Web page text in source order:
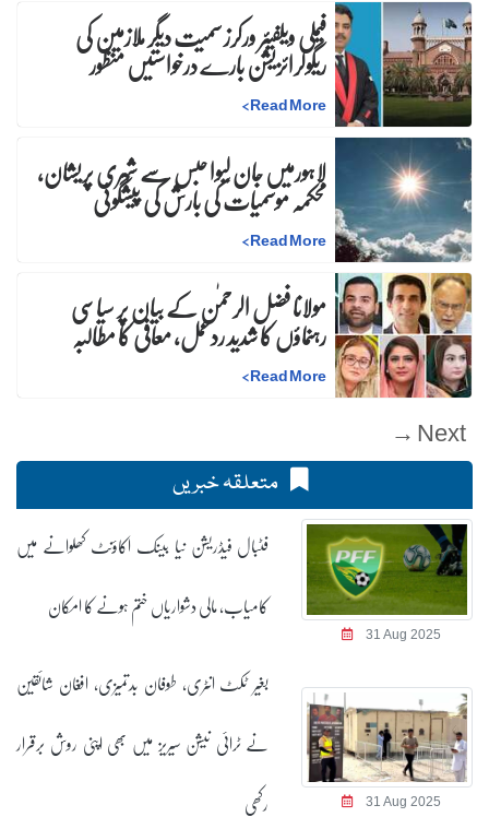
فیملی ویلفیئر ورکرز سمیت دیگر ملازمین کی
ریگولرائزیشن بارے درخواستیں منظور
Read More
>
لاہورمیں جان لیوا حبس سے شہری پریشان،
محکمہ موسمیات کی بارش کی پیشگوئی
Read More
>
مولانا فضل الرحمٰن کے بیان پر سیاسی
رہنماؤں کا شدید ردعمل، معافی کا مطالبہ
Read More
>
Next →
متعلقہ خبریں
31 Aug 2025
فٹبال فیڈریشن نیا بینک اکاؤنٹ کھلوانے میں
کامیاب، مالی دشواریاں ختم ہونے کا امکان
31 Aug 2025
بغیر ٹکٹ انٹری، طوفان بدتمیزی، افغان شائقین
نے ٹرائی نیشن سیریز میں بھی اپنی روش برقرار
رکھی